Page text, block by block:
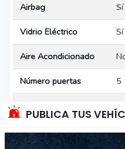
PUBLICA TUS
Airbag Sí
Vidrio Eléctrico Sí
Aire Acondicionado
Número puertas 5
* Las especificaciones del
vendedor, por favor, confirma